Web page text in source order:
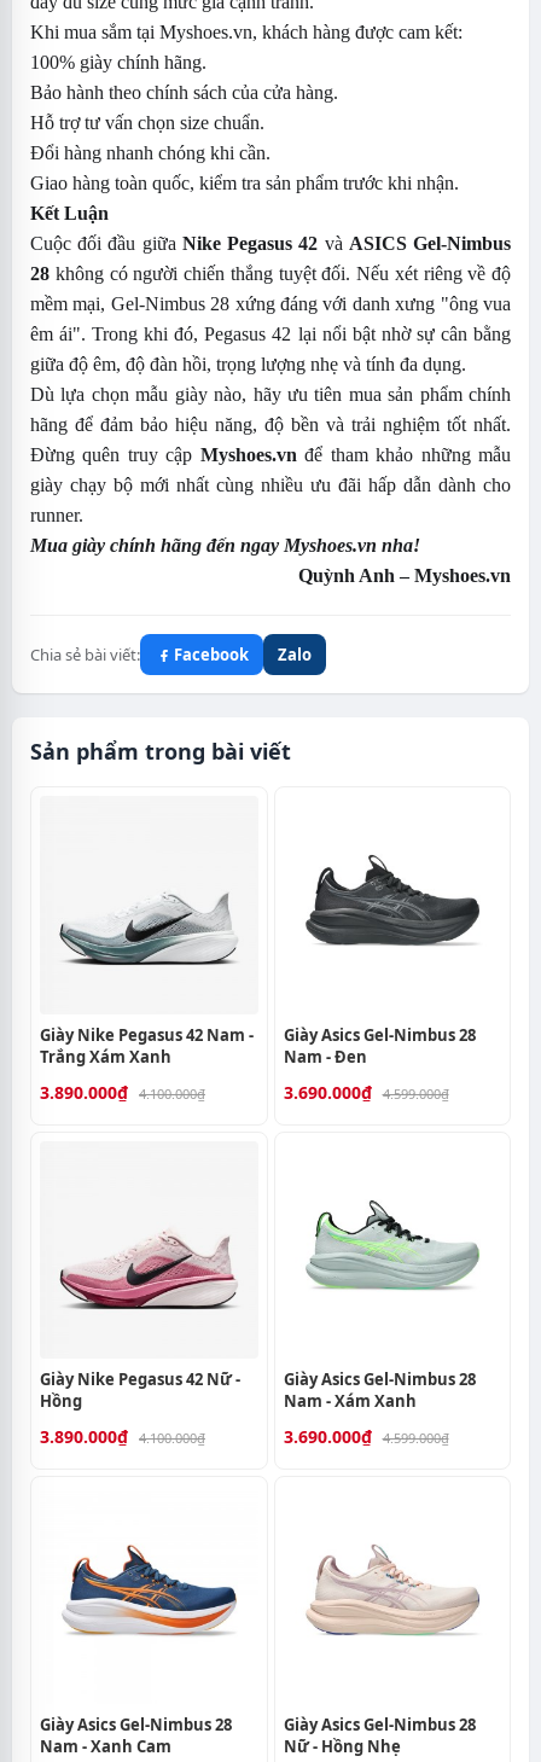
Khi mua sắm tại Myshoes.vn, khách hàng được cam kết:
100% giày chính hãng.
Bảo hành theo chính sách của cửa hàng.
Hỗ trợ tư vấn chọn size chuẩn.
Đổi hàng nhanh chóng khi cần.
Giao hàng toàn quốc, kiểm tra sản phẩm trước khi nhận.
Kết Luận
Cuộc đối đầu giữa Nike Pegasus 42 và ASICS Gel-Nimbus
28 không có người chiến thắng tuyệt đối. Nếu xét riêng về độ
mềm mại, Gel-Nimbus 28 xứng đáng với danh xưng "ông vua
êm ái". Trong khi đó, Pegasus 42 lại nổi bật nhờ sự cân bằng
giữa độ êm, độ đàn hồi, trọng lượng nhẹ và tính đa dụng.
Dù lựa chọn mẫu giày nào, hãy ưu tiên mua sản phẩm chính
hãng để đảm bảo hiệu năng, độ bền và trải nghiệm tốt nhất.
Đừng quên truy cập Myshoes.vn để tham khảo những mẫu
giày chạy bộ mới nhất cùng nhiều ưu đãi hấp dẫn dành cho
runner.
Mua giày chính hãng đến ngay Myshoes.vn nha!
Quỳnh Anh – Myshoes.vn
Chia sẻ bài viết: Facebook Zalo
Sản phẩm trong bài viết
Giày Nike Pegasus 42 Nam -
Trắng Xám Xanh
3.890.000₫ 4.100.000₫
Giày Asics Gel-Nimbus 28
Nam - Đen
3.690.000₫ 4.599.000₫
Giày Nike Pegasus 42 Nữ -
Hồng
3.890.000₫ 4.100.000₫
Giày Asics Gel-Nimbus 28
Nam - Xám Xanh
3.690.000₫ 4.599.000₫
Giày Asics Gel-Nimbus 28
Nam - Xanh Cam
Giày Asics Gel-Nimbus 28
Nữ - Hồng Nhẹ